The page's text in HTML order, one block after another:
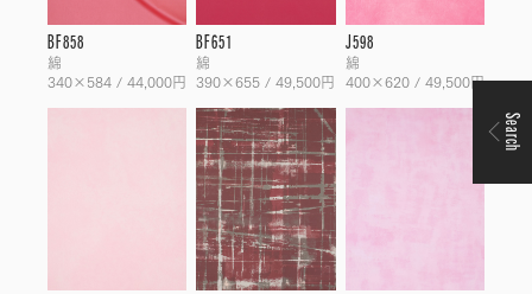
BF858
綿
340×584 / 44,000円
BF651
綿
390×655 / 49,500円
J598
綿
400×620 / 49,500円
Search